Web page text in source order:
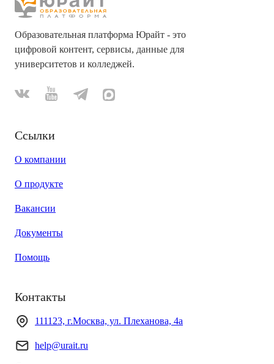
Образовательная платформа Юрайт - это
цифровой контент, сервисы, данные для
университетов и колледжей.
Ссылки
О компании
О продукте
Вакансии
Документы
Помощь
Контакты
111123, г.Москва, ул. Плеханова, 4а
help@urait.ru